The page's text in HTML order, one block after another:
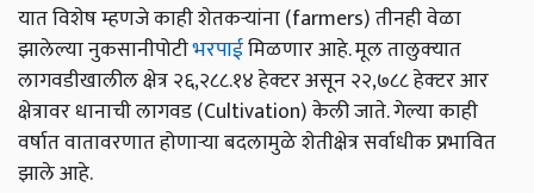
यात विशेष म्हणजे काही शेतकऱ्यांना (farmers) तीनही वेळा
झालेल्या नुकसानीपोटीभरपाईमिळणार आहे. मूल तालुक्‍यात
लागवडीखालील क्षेत्र २६,२८८.१४ हेक्‍टर असून २२,७८८ हेक्‍टर आर
क्षेत्रावर धानाची लागवड (Cultivation) केली जाते. गेल्या काही
वर्षात वातावरणात होणाऱ्या बदलामुळे शेतीक्षेत्र सर्वाधीक प्रभावित
झाले आहे.